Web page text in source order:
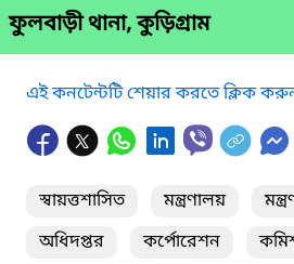
ফুলবাড়ী থানা, কুড়িগ্রাম
এই কনটেন্টটি শেয়ার করতে ক্লিক
স্বায়ত্তশাসিত মন্ত্রণালয়
অধিদপ্তর
কর্পোরেশন